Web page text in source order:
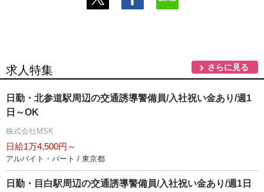
求人特集 さらに見る
日勤・北参道駅周辺の交通誘導警備員/入社祝い金あり/週1
日～OK
株式会社MSK
日給1万4,500円～
アルバイト・パート / 東京都
日勤・目白駅周辺の交通誘導警備員/入社祝い金あり/週1日